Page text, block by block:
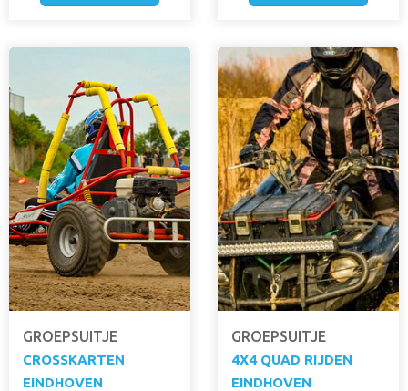
GROEPSUITJE
CROSSKARTEN
EINDHOVEN
GROEPSUITJE
4X4 QUAD RIJDEN
EINDHOVEN